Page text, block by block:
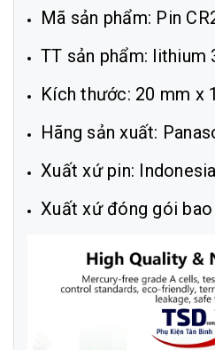
Mã sản phẩm: Pin
TT sản phẩm: lithium
Kích thước: 20 mm x
Hãng sản xuất:
Xuất xứ pin:
Xuất xứ đóng gói bao